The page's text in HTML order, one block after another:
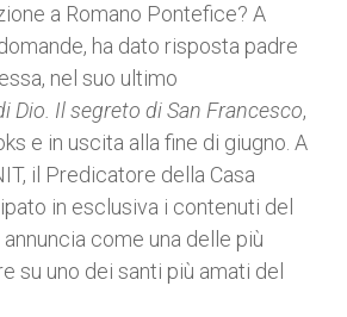
a Romano Pontefice? A
ha dato risposta padre
nel suo ultimo
Dio. Il segreto di San Francesco,
e in uscita alla fine di giugno. A
il Predicatore della Casa
in esclusiva i contenuti del
come una delle più
su uno dei santi più amati del